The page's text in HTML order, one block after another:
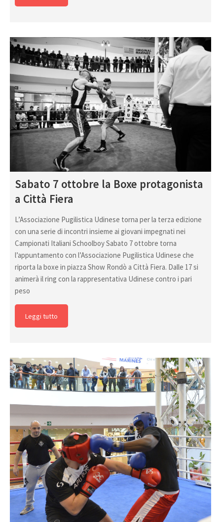
Sabato 7 ottobre la Boxe protagonista
a Città Fiera
L’Associazione Pugilistica Udinese torna per la terza edizione
con una serie di incontri insieme ai giovani impegnati nei
Campionati Italiani Schoolboy Sabato 7 ottobre torna
l’appuntamento con l’Associazione Pugilistica Udinese che
riporta la boxe in piazza Show Rondò a Città Fiera. Dalle 17 si
animerà il ring con la rappresentativa Udinese contro i pari
peso
Leggi tutto